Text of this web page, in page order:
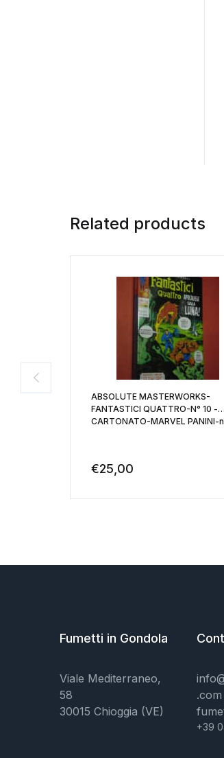
Related products
ABSOLUTE MASTERWORKS-
FANTASTICI QUATTRO-N° 10 -
CARTONATO-MARVEL PANINI-
€25,00
Fumetti in Gondola
Viale Mediterraneo,
58
30015 Chioggia (VE)
.com
+39